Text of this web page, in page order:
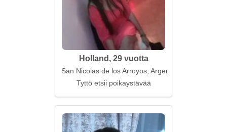
Holland, 29 vuotta
San Nicolas de los Arroyos, Argentiina
Tyttö etsii poikaystävää